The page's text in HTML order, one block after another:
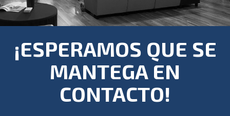
¡ESPERAMOS QUE SE
MANTEGA EN
CONTACTO!